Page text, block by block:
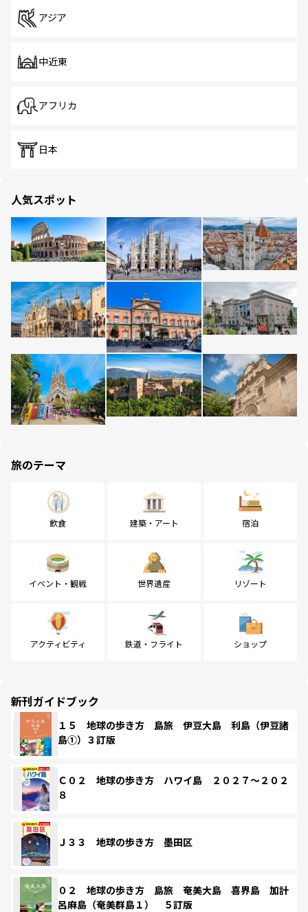
アジア
中近東
アフリカ
日本
人気スポット
旅のテーマ
飲食 建築・アート 宿泊
イベント・観戦 世界遺産 リゾート
アクティビティ 鉄道・フライト ショップ
新刊ガイドブック
１５ 地球の歩き方 島旅 伊豆大島 利島（伊豆諸
島①）３訂版
Ｃ０２ 地球の歩き方 ハワイ島 ２０２７～２０２
８
Ｊ３３ 地球の歩き方 墨田区
０２ 地球の歩き方 島旅 奄美大島 喜界島 加計
呂麻島（奄美群島１） ５訂版